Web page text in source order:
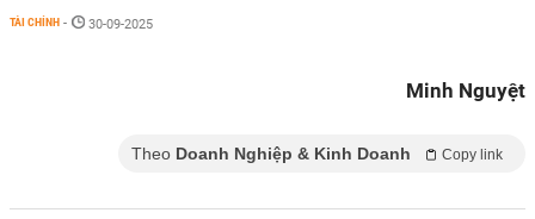
TÀI CHÍNH - 30-09-2025
Minh Nguyệt
Theo Doanh Nghiệp & Kinh Doanh Copy link